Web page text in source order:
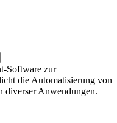
Software zur
die Automatisierung von
diverser Anwendungen.